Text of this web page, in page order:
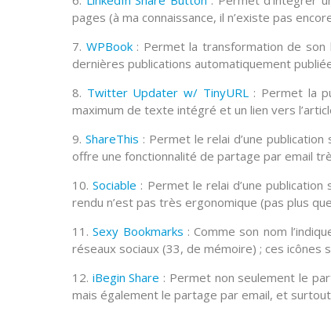
pages (à ma connaissance, il n’existe pas
7. WPBook: Permet la transformation de son
dernières publications automatiquement
8. Twitter Updater w/ TinyURL: Permet la
maximum de texte intégré et un lien vers
9. ShareThis : Permet le relai d’une
offre une fonctionnalité de partage par email
10. Sociable : Permet le relai d’une publication
rendu n’est pas très ergonomique (pas plus
11. Sexy Bookmarks : Comme son nom
réseaux sociaux (33, de mémoire) ; ces icônes
12. iBegin Share : Permet non seulement le
mais également le partage par email, et